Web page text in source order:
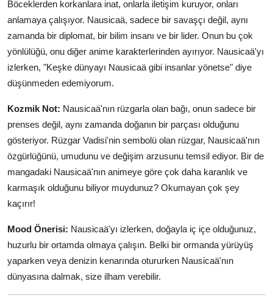
Böceklerden korkanlara inat, onlarla iletişim kuruyor, onları
anlamaya çalışıyor. Nausicaä, sadece bir savaşçı değil, aynı
zamanda bir diplomat, bir bilim insanı ve bir lider. Onun bu çok
yönlülüğü, onu diğer anime karakterlerinden ayırıyor. Nausicaä'yı
izlerken, "Keşke dünyayı Nausicaä gibi insanlar yönetse" diye
düşünmeden edemiyorum.
Kozmik Not: Nausicaä'nın rüzgarla olan bağı, onun sadece bir
prenses değil, aynı zamanda doğanın bir parçası olduğunu
gösteriyor. Rüzgar Vadisi'nin sembolü olan rüzgar, Nausicaä'nın
özgürlüğünü, umudunu ve değişim arzusunu temsil ediyor. Bir de
mangadaki Nausicaä'nın animeye göre çok daha karanlık ve
karmaşık olduğunu biliyor muydunuz? Okumayan çok şey
kaçırır!
Mood Önerisi: Nausicaä'yı izlerken, doğayla iç içe olduğunuz,
huzurlu bir ortamda olmaya çalışın. Belki bir ormanda yürüyüş
yaparken veya denizin kenarında otururken Nausicaä'nın
dünyasına dalmak, size ilham verebilir.